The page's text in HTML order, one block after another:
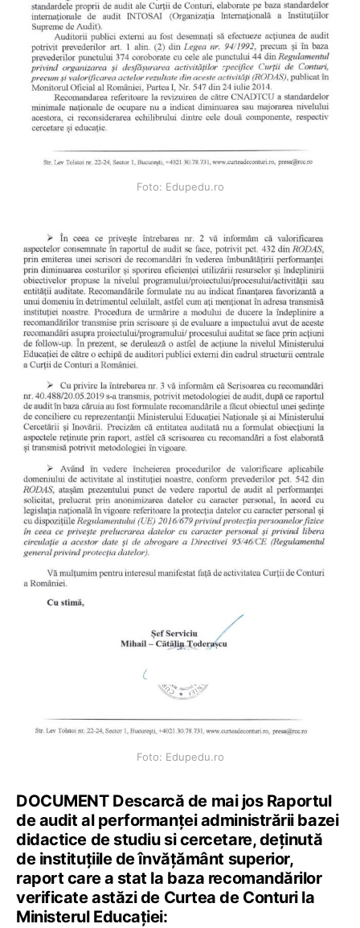
Foto: Edupedu.ro
Foto: Edupedu.ro
DOCUMENT Descarcă de mai jos Raportul
de audit al performanței administrării bazei
didactice de studiu si cercetare, deținută
de instituțiile de învățământ superior,
raport care a stat la baza recomandărilor
verificate astăzi de Curtea de Conturi la
Ministerul Educației: